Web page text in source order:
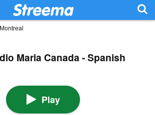
Montreal
Maria Canada - Spanish
Play